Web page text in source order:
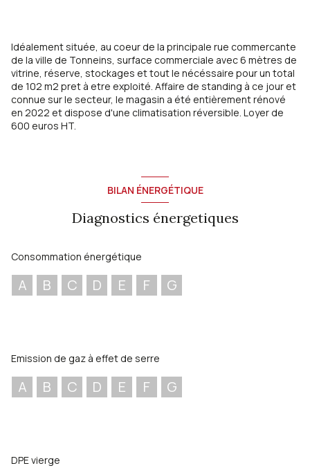
Idéalement située, au coeur de la principale rue commercante
de la ville de Tonneins, surface commerciale avec 6 mètres de
vitrine, réserve, stockages et tout le nécéssaire pour un total
de 102 m2 pret à etre exploité. Affaire de standing à ce jour et
connue sur le secteur, le magasin a été entièrement rénové
en 2022 et dispose d'une climatisation réversible. Loyer de
600 euros HT.
BILAN ÉNERGÉTIQUE
Diagnostics énergetiques
Consommation énergétique
A B C D E F G
Emission de gaz à effet de serre
A B C D E F G
DPE vierge